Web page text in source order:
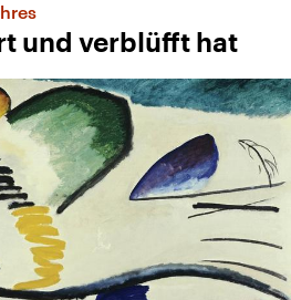
und verblüfft hat